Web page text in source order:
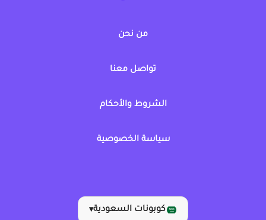
من نحن
تواصل معنا
الشروط والأحكام
سياسة الخصوصية
كوبونات السعودية▾